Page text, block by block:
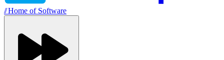
//Home of Software